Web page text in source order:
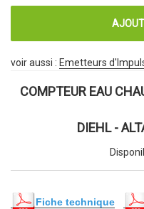
voir aussi : Emetteurs
COMPTEUR EAU
DIEHL -
Fiche technique